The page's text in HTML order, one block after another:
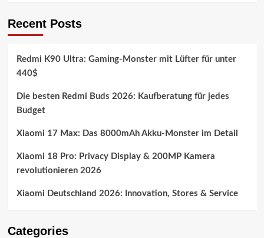
Recent Posts
Redmi K90 Ultra: Gaming-Monster mit Lüfter für unter
440$
Die besten Redmi Buds 2026: Kaufberatung für jedes
Budget
Xiaomi 17 Max: Das 8000mAh Akku-Monster im Detail
Xiaomi 18 Pro: Privacy Display & 200MP Kamera
revolutionieren 2026
Xiaomi Deutschland 2026: Innovation, Stores & Service
Categories